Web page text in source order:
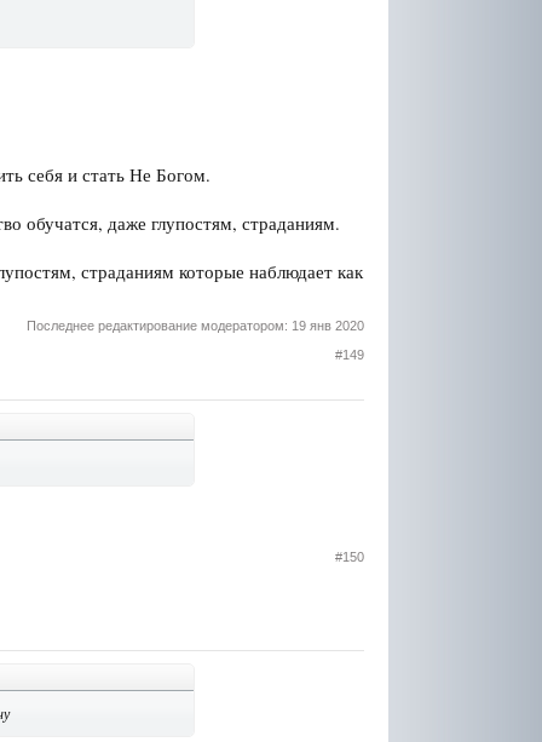
себя и стать Не Богом.
обучатся, даже глупостям, страданиям.
страданиям которые наблюдает как
Последнее редактирование модератором: 19 янв 2020
#149
#150